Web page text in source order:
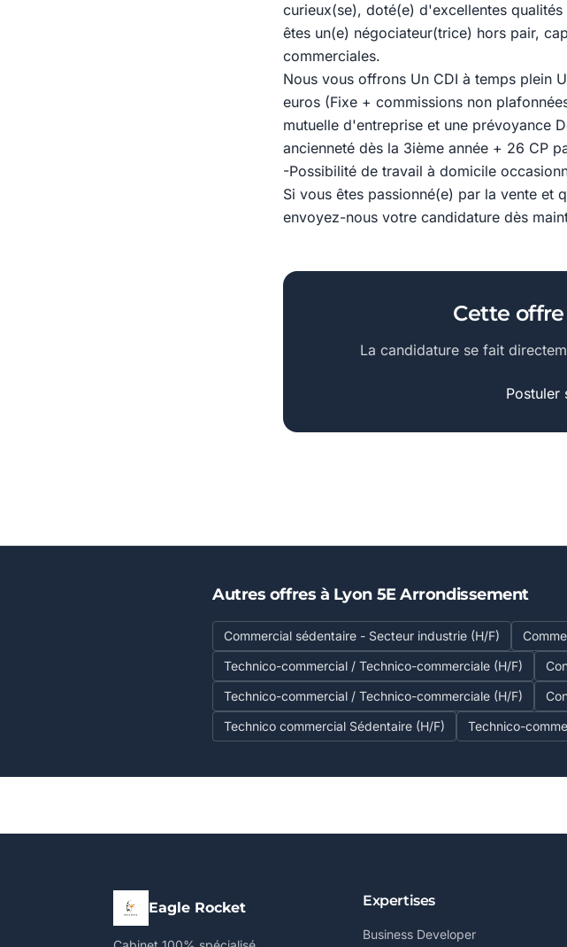
curieux(se), doté(e) d'excellentes
êtes un(e) négociateur(trice) hors pair,
commerciales.
Nous vous offrons Un CDI à temps plein
euros (Fixe + commissions non
mutuelle d'entreprise et une prévoyance
ancienneté dès la 3ième année + 26 CP
-Possibilité de travail à domicile
Si vous êtes passionné(e) par la vente et
envoyez-nous votre candidature dès
Cette
La candidature se fait
Postuler
Autres offres à Lyon 5E Arrondissement
Commercial sédentaire - Secteur industrie (H/F)
Technico-commercial / Technico-commerciale (H/F)
Technico-commercial / Technico-commerciale (H/F)
Technico commercial Sédentaire (H/F)
Technico-
Eagle Rocket Expertises
Business Developer